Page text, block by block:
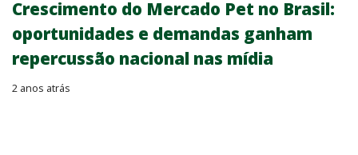
Crescimento do Mercado Pet no Brasil:
oportunidades e demandas ganham
repercussão nacional nas mídia
2 anos atrás